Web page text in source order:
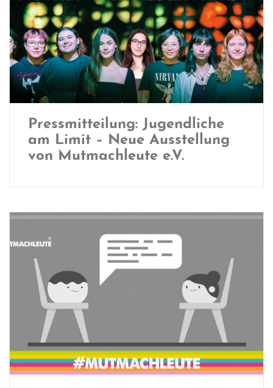
Pressmitteilung: Jugendliche
am Limit – Neue Ausstellung
von Mutmachleute e.V.